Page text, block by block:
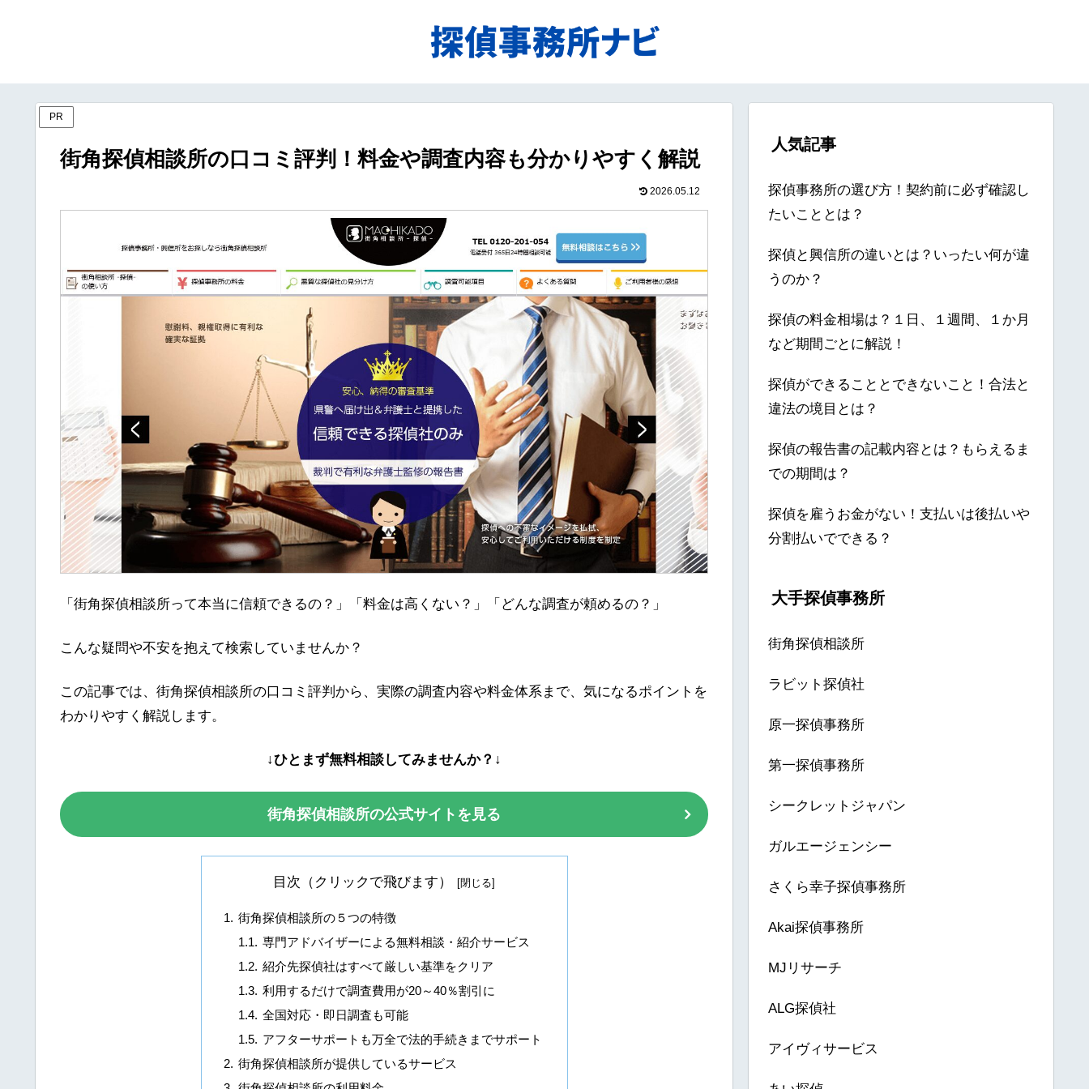
PR
街角探偵相談所の口コミ評判！料金や調査内容も分かりやすく解説
2026.05.12
「街角探偵相談所って本当に信頼できるの？」「料金は高くない？」「どんな調査が頼めるの？」
こんな疑問や不安を抱えて検索していませんか？
この記事では、街角探偵相談所の口コミ評判から、実際の調査内容や料金体系まで、気になるポイントを
わかりやすく解説します。
↓ひとまず無料相談してみませんか？↓
街角探偵相談所の公式サイトを見る
目次（クリックで飛びます）
街角探偵相談所の５つの特徴
専門アドバイザーによる無料相談・紹介サービス
紹介先探偵社はすべて厳しい基準をクリア
利用するだけで調査費用が20～40％割引に
全国対応・即日調査も可能
アフターサポートも万全で法的手続きまでサポート
街角探偵相談所が提供しているサービス
人気記事
探偵事務所の選び方！契約前に必ず確認し
たいこととは？
探偵と興信所の違いとは？いったい何が違
うのか？
探偵の料金相場は？１日、１週間、１か月
など期間ごとに解説！
探偵ができることとできないこと！合法と
違法の境目とは？
探偵の報告書の記載内容とは？もらえるま
での期間は？
探偵を雇うお金がない！支払いは後払いや
分割払いでできる？
大手探偵事務所
街角探偵相談所
ラビット探偵社
原一探偵事務所
第一探偵事務所
シークレットジャパン
ガルエージェンシー
さくら幸子探偵事務所
Akai探偵事務所
MJリサーチ
ALG探偵社
アイヴィサービス